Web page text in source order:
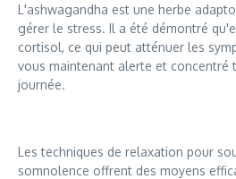
L'ashwagandha est une herbe
gérer le stress. Il a été démontré
cortisol, ce qui peut atténuer les
vous maintenant alerte et concentré
journée.
Les techniques de relaxation pour
somnolence offrent des moyens